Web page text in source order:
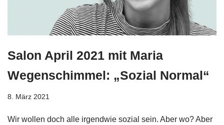
Salon April 2021 mit Maria
Wegenschimmel: „Sozial Normal“
8. März 2021
Wir wollen doch alle irgendwie sozial sein. Aber wo? Aber